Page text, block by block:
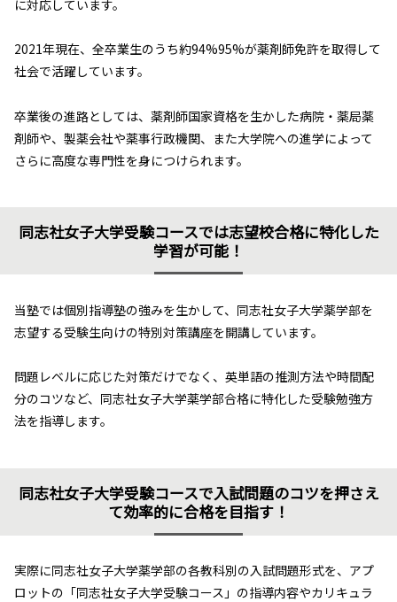
に対応しています。
2021年現在、全卒業生のうち約94%95%が薬剤師免許を取得して
社会で活躍しています。
卒業後の進路としては、薬剤師国家資格を生かした病院・薬局薬
剤師や、製薬会社や薬事行政機関、また大学院への進学によって
さらに高度な専門性を身につけられます。
同志社女子大学受験コースでは志望校合格に特化した
学習が可能！
当塾では個別指導塾の強みを生かして、同志社女子大学薬学部を
志望する受験生向けの特別対策講座を開講しています。
問題レベルに応じた対策だけでなく、英単語の推測方法や時間配
分のコツなど、同志社女子大学薬学部合格に特化した受験勉強方
法を指導します。
同志社女子大学受験コースで入試問題のコツを押さえ
て効率的に合格を目指す！
実際に同志社女子大学薬学部の各教科別の入試問題形式を、アプ
ロットの「同志社女子大学受験コース」の指導内容やカリキュラ